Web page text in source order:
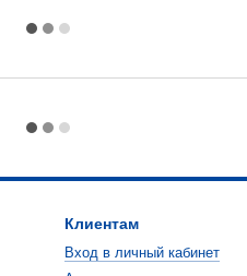
Клиентам
Вход в личный кабинет